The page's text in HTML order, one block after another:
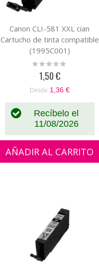
Canon CLI-581 XXL cian
Cartucho de tinta compatible
(1995C001)
Rating:
1,50 €
Desde 1,36 €
Recíbelo el
11/08/2026
AÑADIR AL CARRITO